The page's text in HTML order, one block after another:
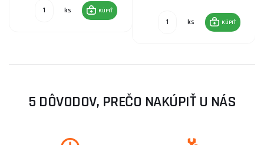
ks KÚPIŤ
ks KÚPIŤ
5 DÔVODOV, PREČO NAKÚPIŤ U NÁS